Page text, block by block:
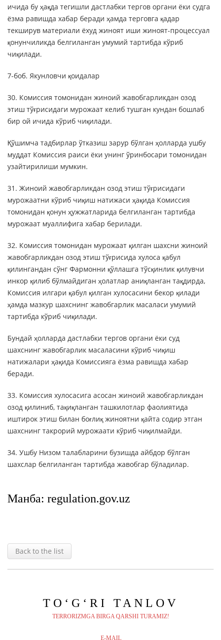
ичида бу ҳақда тегишли дастлабки тергов органи ёки судга
ёзма равишда хабар беради ҳамда терговга қадар
текширув материали ёхуд жиноят иши жиноят-процессуал
қонунчиликда белгиланган умумий тартибда кўриб
чиқилади.
7-боб. Якунловчи қоидалар
30. Комиссия томонидан жиноий жавобгарликдан озод
этиш тўғрисидаги мурожаат келиб тушган кундан бошлаб
бир ой ичида кўриб чиқилади.
Қўшимча тадбирлар ўтказиш зарур бўлган ҳолларда ушбу
муддат Комиссия раиси ёки унинг ўринбосари томонидан
узайтирилиши мумкин.
31. Жиноий жавобгарликдан озод этиш тўғрисидаги
мурожаатни кўриб чиқиш натижаси ҳақида Комиссия
томонидан қонун ҳужжатларида белгиланган тартибда
мурожаат муаллифига хабар берилади.
32. Комиссия томонидан мурожаат қилган шахсни жиноий
жавобгарликдан озод этиш тўғрисида хулоса қабул
қилингандан сўнг Фармонни қўллашга тўсқинлик қилувчи
инкор қилиб бўлмайдиган ҳолатлар аниқланган тақдирда,
Комиссия илгари қабул қилган хулосасини бекор қилади
ҳамда мазкур шахснинг жавобгарлик масаласи умумий
тартибда кўриб чиқилади.
Бундай ҳолларда дастлабки тергов органи ёки суд
шахснинг жавобгарлик масаласини кўриб чиқиш
натижалари ҳақида Комиссияга ёзма равишда хабар
беради.
33. Комиссия хулосасига асосан жиноий жавобгарликдан
озод қилиниб, тақиқланган ташкилотлар фаолиятида
иштирок этиш билан боғлиқ жиноятни қайта содир этган
шахснинг такрорий мурожаати кўриб чиқилмайди.
34. Ушбу Низом талабларини бузишда айбдор бўлган
шахслар белгиланган тартибда жавобгар бўладилар.
Манба: regulation.gov.uz
Back to the list
TO‘G‘RITANLOV
TERRORIZMGA BIRGA QARSHI TURAMIZ!
E-MAIL